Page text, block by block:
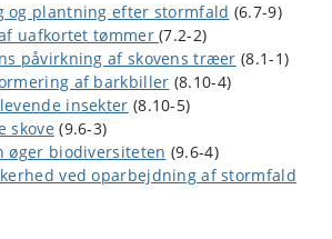
og plantning efter stormfald (6.7-9)
uafkortet tømmer(7.2-2)
påvirkning af skovens træer (8.1-1)
af barkbiller (8.10-4)
insekter (8.10-5)
skove(9.6-3)
øger biodiversiteten (9.6-4)
ved oparbejdning af stormfald